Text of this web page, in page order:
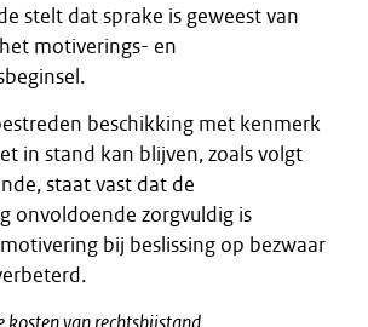
stelt dat sprake is geweest van
motiverings- en
beschikking met kenmerk
in stand kan blijven, zoals volgt
staat vast dat de
onvoldoende zorgvuldig is
bij beslissing op bezwaar